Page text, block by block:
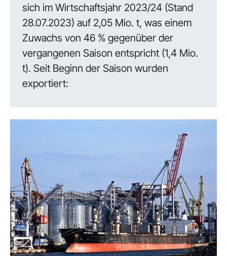
sich im Wirtschaftsjahr 2023/24 (Stand
28.07.2023) auf 2,05 Mio. t, was einem
Zuwachs von 46 % gegenüber der
vergangenen Saison entspricht (1,4 Mio.
t). Seit Beginn der Saison wurden
exportiert: